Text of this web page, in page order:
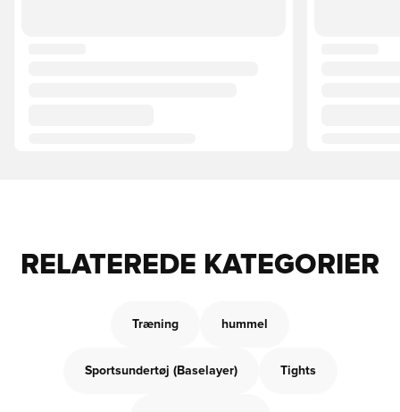
RELATEREDE KATEGORIER
Træning hummel
Sportsundertøj (Baselayer) Tights